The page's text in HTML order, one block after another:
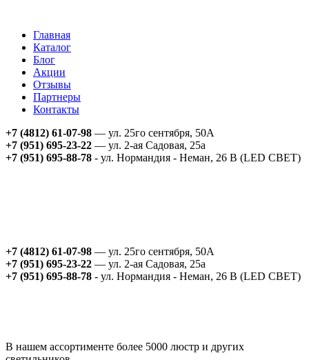
Главная
Каталог
Блог
Акции
Отзывы
Партнеры
Контакты
+7 (4812) 61-07-98 — ул. 25го сентября, 50А
+7 (951) 695-23-22 — ул. 2-ая Садовая, 25а
+7 (951) 695-88-78 - ул. Нормандия - Неман, 26 В (LED СВЕТ)
+7 (4812) 61-07-98 — ул. 25го сентября, 50А
+7 (951) 695-23-22 — ул. 2-ая Садовая, 25а
+7 (951) 695-88-78 - ул. Нормандия - Неман, 26 В (LED СВЕТ)
В нашем ассортименте более 5000 люстр и других